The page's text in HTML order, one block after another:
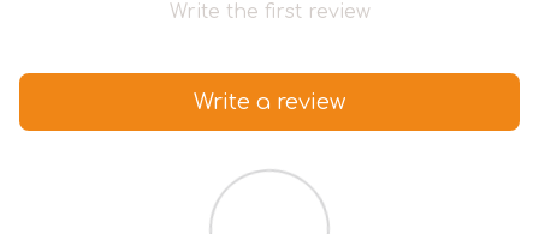
Write the first review
Write a review